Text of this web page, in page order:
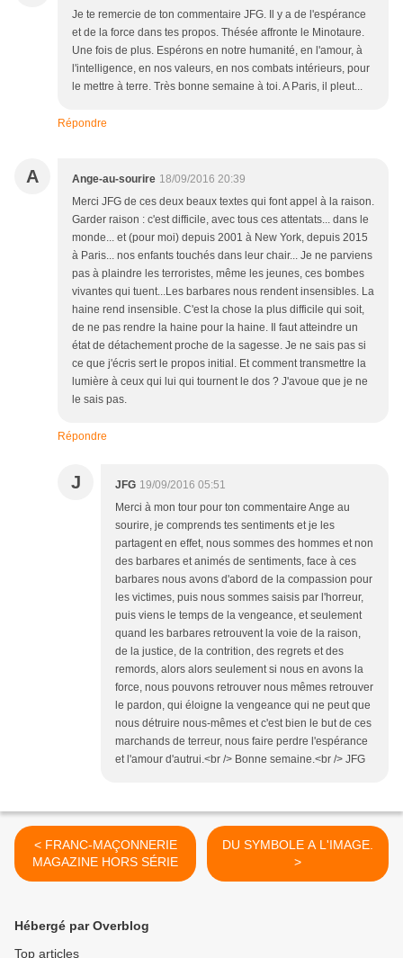
Je te remercie de ton commentaire JFG. Il y a de l'espérance
et de la force dans tes propos. Thésée affronte le Minotaure.
Une fois de plus. Espérons en notre humanité, en l'amour, à
l'intelligence, en nos valeurs, en nos combats intérieurs, pour
le mettre à terre. Très bonne semaine à toi. A Paris, il pleut...
Répondre
A Ange-au-sourire 18/09/2016 20:39
Merci JFG de ces deux beaux textes qui font appel à la raison.
Garder raison : c'est difficile, avec tous ces attentats... dans le
monde... et (pour moi) depuis 2001 à New York, depuis 2015
à Paris... nos enfants touchés dans leur chair... Je ne parviens
pas à plaindre les terroristes, même les jeunes, ces bombes
vivantes qui tuent...Les barbares nous rendent insensibles. La
haine rend insensible. C'est la chose la plus difficile qui soit,
de ne pas rendre la haine pour la haine. Il faut atteindre un
état de détachement proche de la sagesse. Je ne sais pas si
ce que j'écris sert le propos initial. Et comment transmettre la
lumière à ceux qui lui qui tournent le dos ? J'avoue que je ne
le sais pas.
Répondre
J JFG 19/09/2016 05:51
Merci à mon tour pour ton commentaire Ange au
sourire, je comprends tes sentiments et je les
partagent en effet, nous sommes des hommes et non
des barbares et animés de sentiments, face à ces
barbares nous avons d'abord de la compassion pour
les victimes, puis nous sommes saisis par l'horreur,
puis viens le temps de la vengeance, et seulement
quand les barbares retrouvent la voie de la raison,
de la justice, de la contrition, des regrets et des
remords, alors alors seulement si nous en avons la
force, nous pouvons retrouver nous mêmes retrouver
le pardon, qui éloigne la vengeance qui ne peut que
nous détruire nous-mêmes et c'est bien le but de ces
marchands de terreur, nous faire perdre l'espérance
et l'amour d'autrui.<br /> Bonne semaine.<br /> JFG
< FRANC-MAÇONNERIE
MAGAZINE HORS SÉRIE
DU SYMBOLE A L'IMAGE.
>
Hébergé par Overblog
Top articles